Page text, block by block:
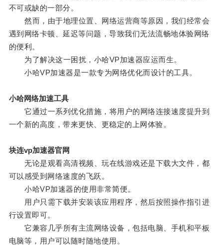
不可或缺的一部分。
然而，由于地理位置、网络运营商等原因，我们经常会
遇到网络卡顿、延迟等问题，导致我们无法流畅地体验网络
的便利。
为了解决这一困扰，小哈VP加速器应运而生。
小哈VP加速器是一款专为网络优化而设计的工具。
小哈网络加速工具
它通过一系列优化措施，将用户的网络连接速度提升到
一个新的高度，带来更快、更稳定的上网体验。
块连vp加速器官网
无论是观看高清视频、玩在线游戏还是下载大文件，都
可以感受到网络速度的飞跃。
小哈VP加速器的使用非常简便。
用户只需下载并安装该应用程序，然后按照操作指引进
行设置即可。
它兼容几乎所有主流网络设备，包括电脑、手机和平板
电脑等，用户可以随时随地使用。